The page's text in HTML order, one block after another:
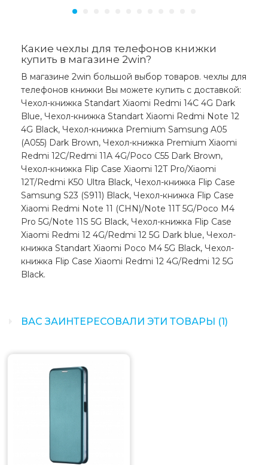
Какие чехлы для телефонов книжки
купить в магазине 2win?
В магазине 2win большой выбор товаров. чехлы для
телефонов книжки Вы можете купить с доставкой:
Чехол-книжка Standart Xiaomi Redmi 14C 4G Dark
Blue, Чехол-книжка Standart Xiaomi Redmi Note 12
4G Black, Чехол-книжка Premium Samsung A05
(A055) Dark Brown, Чехол-книжка Premium Xiaomi
Redmi 12C/Redmi 11A 4G/Poco C55 Dark Brown,
Чехол-книжка Flip Case Xiaomi 12T Pro/Xiaomi
12T/Redmi K50 Ultra Black, Чехол-книжка Flip Case
Samsung S23 (S911) Black, Чехол-книжка Flip Case
Xiaomi Redmi Note 11 (CHN)/Note 11T 5G/Poco M4
Pro 5G/Note 11S 5G Black, Чехол-книжка Flip Case
Xiaomi Redmi 12 4G/Redmi 12 5G Dark blue, Чехол-
книжка Standart Xiaomi Poco M4 5G Black, Чехол-
книжка Flip Case Xiaomi Redmi 12 4G/Redmi 12 5G
Black.
ВАС ЗАИНТЕРЕСОВАЛИ ЭТИ ТОВАРЫ (1)